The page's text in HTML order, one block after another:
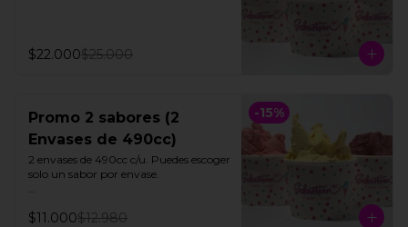
$22.000$25.000
-15%
Promo 2 sabores (2
Envases de 490cc)
2 envases de 490cc c/u. Puedes escoger
solo un sabor por envase.
"SORBETTO" son aptos para veganos
$11.000$12.980